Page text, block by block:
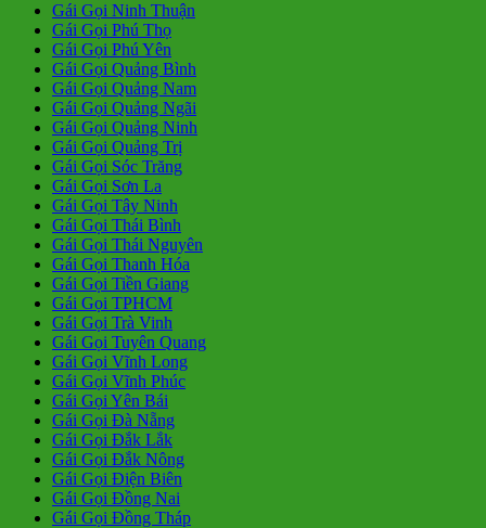
Gái Gọi Ninh Thuận
Gái Gọi Phú Thọ
Gái Gọi Phú Yên
Gái Gọi Quảng Bình
Gái Gọi Quảng Nam
Gái Gọi Quảng Ngãi
Gái Gọi Quảng Ninh
Gái Gọi Quảng Trị
Gái Gọi Sóc Trăng
Gái Gọi Sơn La
Gái Gọi Tây Ninh
Gái Gọi Thái Bình
Gái Gọi Thái Nguyên
Gái Gọi Thanh Hóa
Gái Gọi Tiền Giang
Gái Gọi TPHCM
Gái Gọi Trà Vinh
Gái Gọi Tuyên Quang
Gái Gọi Vĩnh Long
Gái Gọi Vĩnh Phúc
Gái Gọi Yên Bái
Gái Gọi Đà Nẵng
Gái Gọi Đắk Lắk
Gái Gọi Đắk Nông
Gái Gọi Điện Biên
Gái Gọi Đồng Nai
Gái Gọi Đồng Tháp